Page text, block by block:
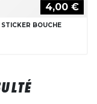
4,00 €
STICKER BOUCHE